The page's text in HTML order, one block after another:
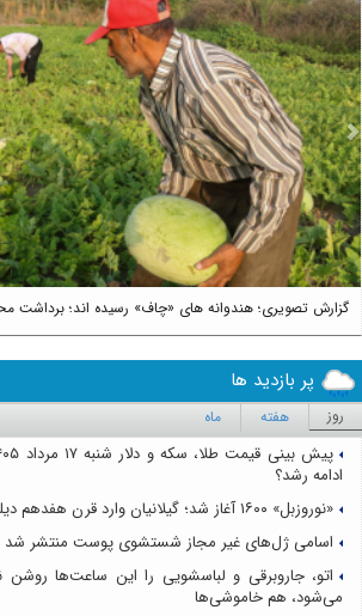
گزارش تصویری؛ هندوانه های «چاف» رسیده اند؛ برداشت
Next
پر بازدید ها
روز هفته ماه
ادامه رشد؟
«نوروزبل» ۱۶۰۰ آغاز شد؛ گیلانیان وارد قرن هفدهم دیلمی شدند
اسامی ژل‌های غیر مجاز شستشوی پوست منتشر شد
اتو، جاروبرقی و لباسشویی را این ساعت‌ها
می‌شود، هم خاموشی‌ها